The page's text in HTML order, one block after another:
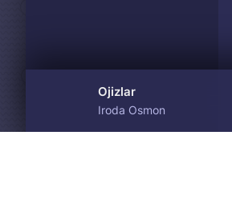
Ojizlar
Iroda Osmon